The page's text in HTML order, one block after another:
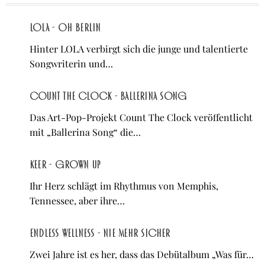
LOLA - Oh Berlin
Hinter LOLA verbirgt sich die junge und talentierte
Songwriterin und…
Count The Clock - Ballerina Song
Das Art-Pop-Projekt Count The Clock veröffentlicht
mit „Ballerina Song“ die…
KEER - Grown Up
Ihr Herz schlägt im Rhythmus von Memphis,
Tennessee, aber ihre…
Endless Wellness - Nie mehr sicher
Zwei Jahre ist es her, dass das Debütalbum „Was für…